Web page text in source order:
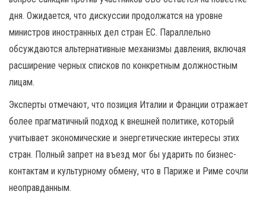
дня. Ожидается, что дискуссии продолжатся на уровне
министров иностранных дел стран ЕС. Параллельно
обсуждаются альтернативные механизмы давления, включая
расширение черных списков по конкретным должностным
лицам.
Эксперты отмечают, что позиция Италии и Франции отражает
более прагматичный подход к внешней политике, который
учитывает экономические и энергетические интересы этих
стран. Полный запрет на въезд мог бы ударить по бизнес-
контактам и культурному обмену, что в Париже и Риме сочли
неоправданным.